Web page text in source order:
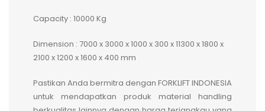
Capacity : 10000 Kg
Dimension : 7000 x 3000 x 1000 x 300 x 11300 x 1800 x
2100 x 1200 x 1600 x 400 mm
Pastikan Anda bermitra dengan FORKLIFT INDONESIA
untuk mendapatkan produk material handling